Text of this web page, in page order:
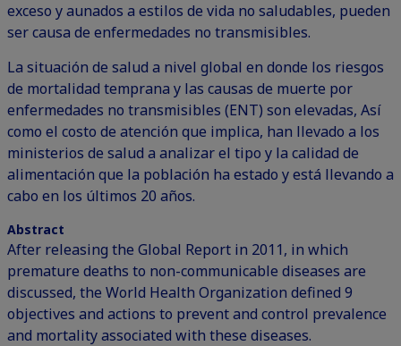
exceso y aunados a estilos de vida no saludables, pueden
ser causa de enfermedades no transmisibles.
La situación de salud a nivel global en donde los riesgos
de mortalidad temprana y las causas de muerte por
enfermedades no transmisibles (ENT) son elevadas, Así
como el costo de atención que implica, han llevado a los
ministerios de salud a analizar el tipo y la calidad de
alimentación que la población ha estado y está llevando a
cabo en los últimos 20 años.
Abstract
After releasing the Global Report in 2011, in which
premature deaths to non-communicable diseases are
discussed, the World Health Organization defined 9
objectives and actions to prevent and control prevalence
and mortality associated with these diseases.